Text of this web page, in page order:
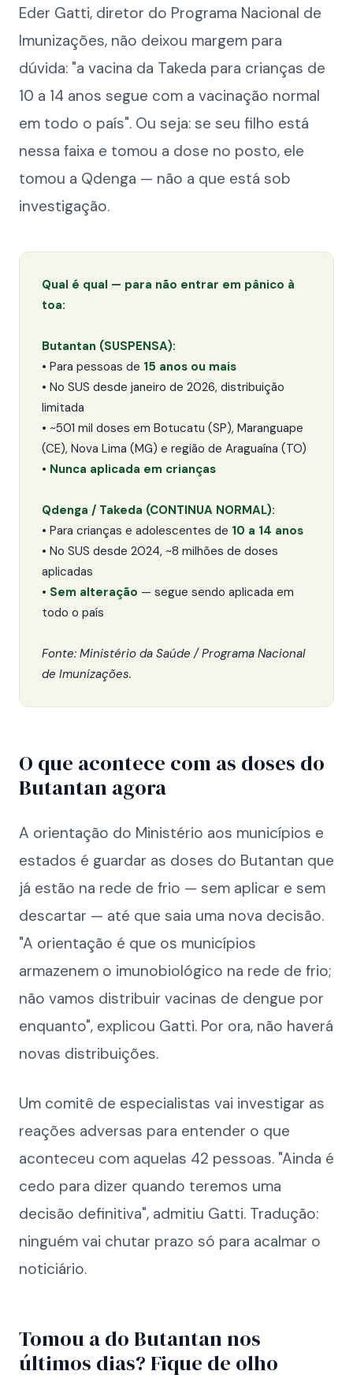
Eder Gatti, diretor do Programa Nacional de
Imunizações, não deixou margem para
dúvida: "a vacina da Takeda para crianças de
10 a 14 anos segue com a vacinação normal
em todo o país". Ou seja: se seu filho está
nessa faixa e tomou a dose no posto, ele
tomou a Qdenga — não a que está sob
investigação.
Qual é qual — para não entrar em pânico à
toa:
Butantan (SUSPENSA):
• Para pessoas de 15 anos ou mais
• No SUS desde janeiro de 2026, distribuição
limitada
• ~501 mil doses em Botucatu (SP), Maranguape
(CE), Nova Lima (MG) e região de Araguaína (TO)
• Nunca aplicada em crianças
Qdenga / Takeda (CONTINUA NORMAL):
• Para crianças e adolescentes de 10 a 14 anos
• No SUS desde 2024, ~8 milhões de doses
aplicadas
• Sem alteração — segue sendo aplicada em
todo o país
Fonte: Ministério da Saúde / Programa Nacional
de Imunizações.
O que acontece com as doses do
Butantan agora
A orientação do Ministério aos municípios e
estados é guardar as doses do Butantan que
já estão na rede de frio — sem aplicar e sem
descartar — até que saia uma nova decisão.
"A orientação é que os municípios
armazenem o imunobiológico na rede de frio;
não vamos distribuir vacinas de dengue por
enquanto", explicou Gatti. Por ora, não haverá
novas distribuições.
Um comitê de especialistas vai investigar as
reações adversas para entender o que
aconteceu com aquelas 42 pessoas. "Ainda é
cedo para dizer quando teremos uma
decisão definitiva", admitiu Gatti. Tradução:
ninguém vai chutar prazo só para acalmar o
noticiário.
Tomou a do Butantan nos
últimos dias? Fique de olho